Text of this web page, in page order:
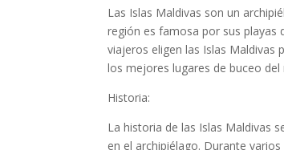
Las Islas Maldivas son un
región es famosa por sus playas
viajeros eligen las Islas Maldivas
los mejores lugares de buceo del
Historia:
La historia de las Islas Maldivas
en el archipiélago. Durante